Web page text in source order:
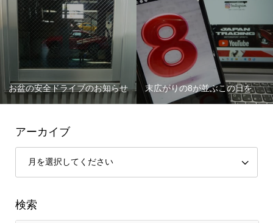
お盆の安全ドライブのお知らせ 末広がりの8が並ぶこの日を
アーカイブ
検索